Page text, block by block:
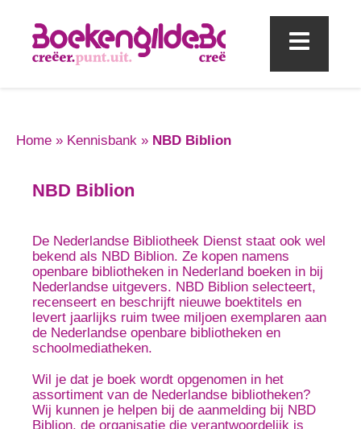
Home » Kennisbank » NBD Biblion
NBD Biblion
De Nederlandse Bibliotheek Dienst staat ook wel
bekend als NBD Biblion. Ze kopen namens
openbare bibliotheken in Nederland boeken in bij
Nederlandse uitgevers. NBD Biblion selecteert,
recenseert en beschrijft nieuwe boektitels en
levert jaarlijks ruim twee miljoen exemplaren aan
de Nederlandse openbare bibliotheken en
schoolmediatheken.
Wil je dat je boek wordt opgenomen in het
assortiment van de Nederlandse bibliotheken?
Wij kunnen je helpen bij de aanmelding bij NBD
Biblion, de organisatie die verantwoordelijk is